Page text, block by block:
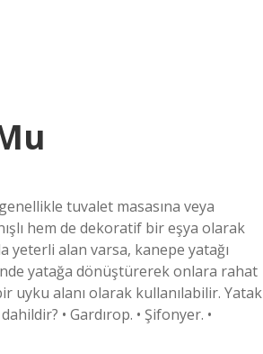
tuvalet masasına veya
hem de dekoratif bir eşya olarak
yeterli alan varsa, kanepe yatağı
yatağa dönüştürerek onlara rahat
uyku alanı olarak kullanılabilir. Yatak
• Gardırop. • Şifonyer. •